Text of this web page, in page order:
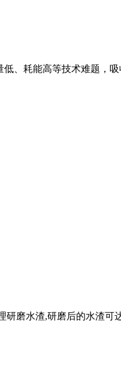
、耗能高等技术难题，
磨水渣,研磨后的水渣